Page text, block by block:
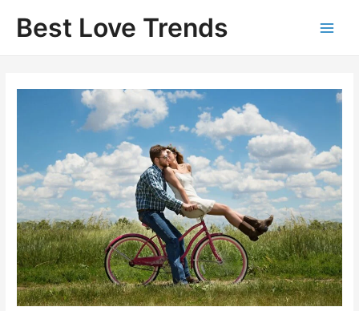
contentBest Love Trends